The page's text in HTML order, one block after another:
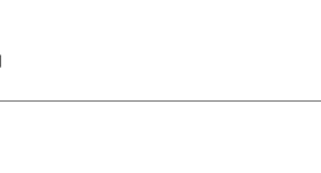
有最为丰富的沃霍尔艺术藏品和档案资